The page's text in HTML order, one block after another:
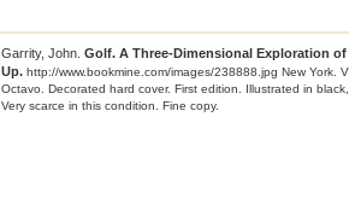
Garrity, John. Golf. A Three-Dimensional Exploration of
Up. http://www.bookmine.com/images/238888.jpg New York.
Octavo. Decorated hard cover. First edition. Illustrated in
Very scarce in this condition. Fine copy.